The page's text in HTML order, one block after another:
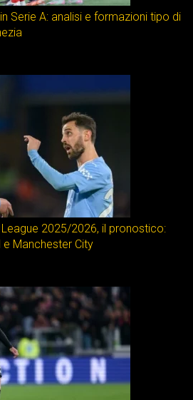
Serie A: analisi e formazioni tipo di
2025/2026, il pronostico:
Manchester City